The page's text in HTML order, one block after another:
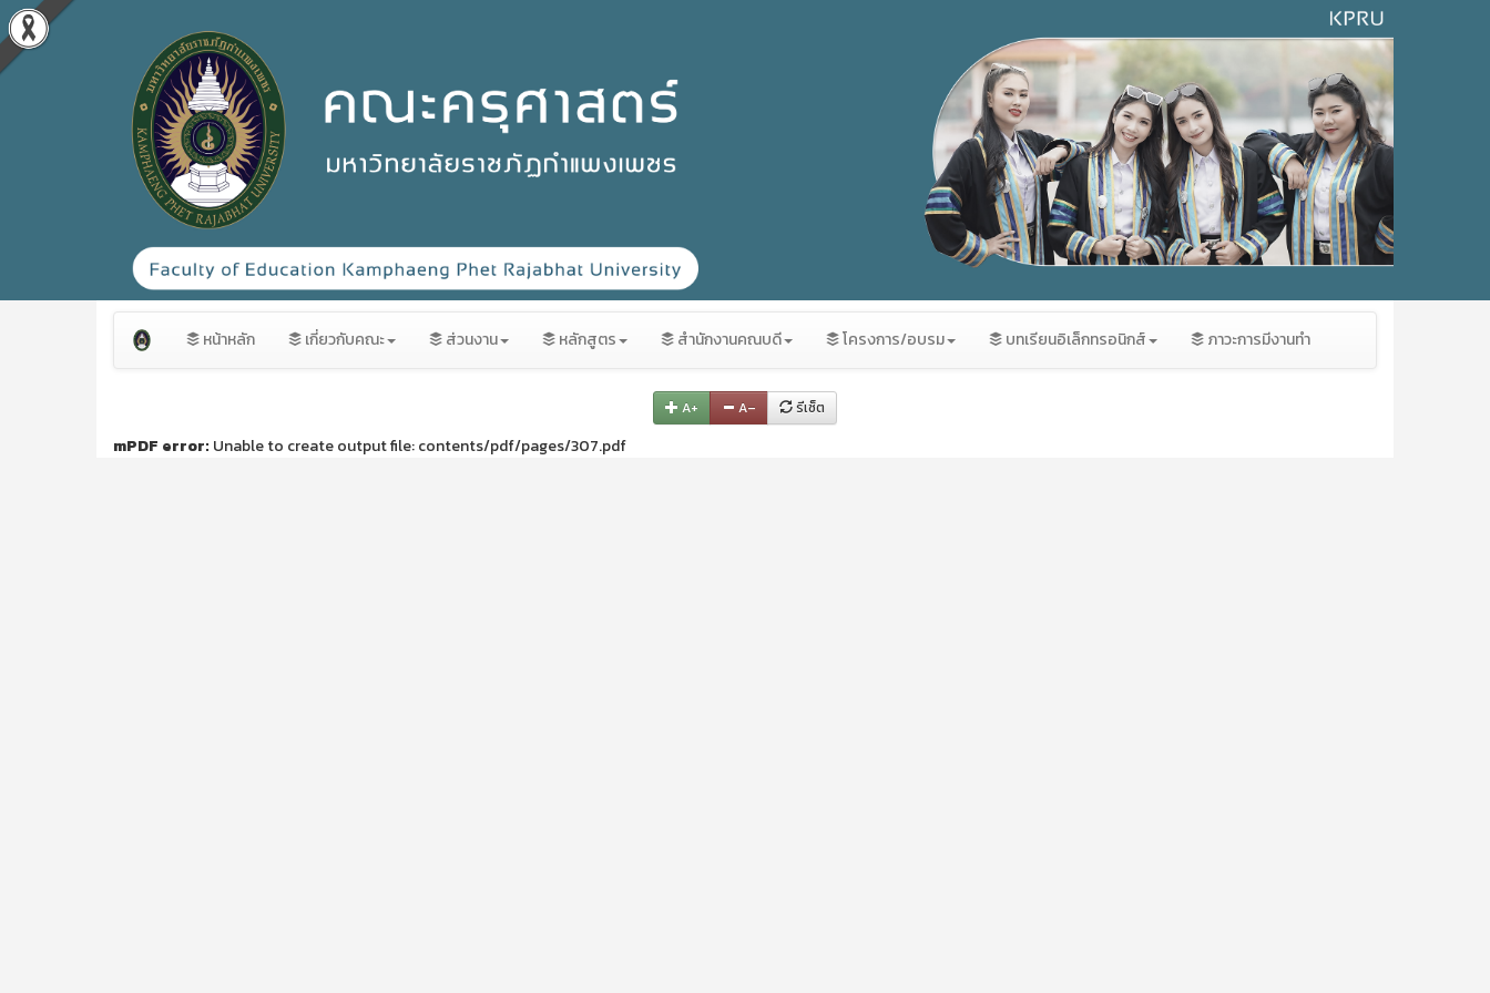
หน้าหลัก เกี่ยวกับคณะ ส่วนงาน หลักสูตร สำนักงานคณบดี โครงการ/อบรม บทเรียนอิเล็กทรอนิกส์ ภาวะการมีงานทำ
A+ A– รีเซ็ต
mPDF error: Unable to create output file: contents/pdf/pages/307.pdf